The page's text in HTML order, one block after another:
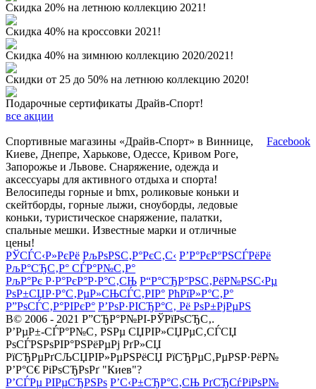
Скидка 20% на летнюю коллекцию 2021!
Скидка 40% на кроссовки 2021!
Скидка 40% на зимнюю коллекцию 2020/2021!
Скидки от 25 до 50% на летнюю коллекцию 2020!
Подарочные сертификаты Драйв-Спорт!
все акции
Спортивные магазины «Драйв-Спорт» в Виннице,
Киеве, Днепре, Харькове, Одессе, Кривом Роге,
Запорожье и Львове. Снаряжение, одежда и
аксессуары для активного отдыха и спорта!
Велосипеды горные и bmx, роликовые коньки и
скейтборды, горные лыжи, сноуборды, ледовые
коньки, туристическое снаряжение, палатки,
спальные мешки. Известные марки и отличные
цены!
Facebook
РЎСЃС‹Р»РєРё РљРѕРЅС‚Р°РєС‚С‹ Р’Р°РєР°РЅСЃРёРё
РљР°СЂС‚Р° СЃР°Р№С‚Р°
РљР°Рє Р·Р°РєР°Р·Р°С‚СЊ Р“Р°СЂР°РЅС‚РёР№РЅС‹Рµ
РѕР±СЏР·Р°С‚РµР»СЊСЃС‚РІР° РћРїР»Р°С‚Р°
Р”РѕСЃС‚Р°РІРєР° Р’РѕР·РІСЂР°С‚ Рё РѕР±РјРµРЅ
В© 2006 - 2021 Р”СЂР°Р№РІ-РЎРїРѕСЂС‚.
Р’РµР±-СЃР°Р№С‚ РЅРµ СЏРІР»СЏРµС‚СЃСЏ
РѕСЃРЅРѕРІР°РЅРёРµРј РґР»СЏ
РїСЂРµРґСЉСЏРІР»РµРЅРёСЏ РїСЂРµС‚РµРЅР·РёР№
Р’Р°С€ РіРѕСЂРѕРґ "Киев"?
Р’СЃРµ РІРµСЂРЅРѕ Р’С‹Р±СЂР°С‚СЊ РґСЂСѓРіРѕР№